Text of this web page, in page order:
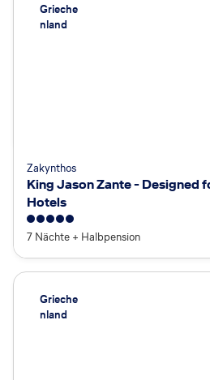
Grieche
nland
Zakynthos
King Jason Zante - Designed
Hotels
5
7 Nächte + Halbpension
Grieche
nland